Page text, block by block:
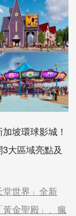
坡環球影城！
大區域亮點及
世界」全新
黃金聖殿」、瘋